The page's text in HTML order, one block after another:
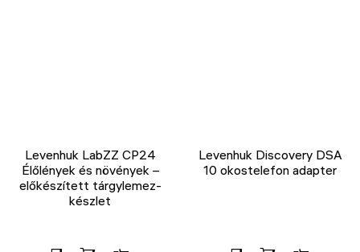
Levenhuk LabZZ CP24
Élőlények és növények –
előkészített tárgylemez-
készlet
Levenhuk Discovery DSA
10 okostelefon adapter